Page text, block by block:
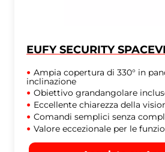
EUFY SECURITY
Ampia copertura di 330° in
inclinazione
Obiettivo grandangolare
Eccellente chiarezza della
Comandi semplici senza
Valore eccezionale per le